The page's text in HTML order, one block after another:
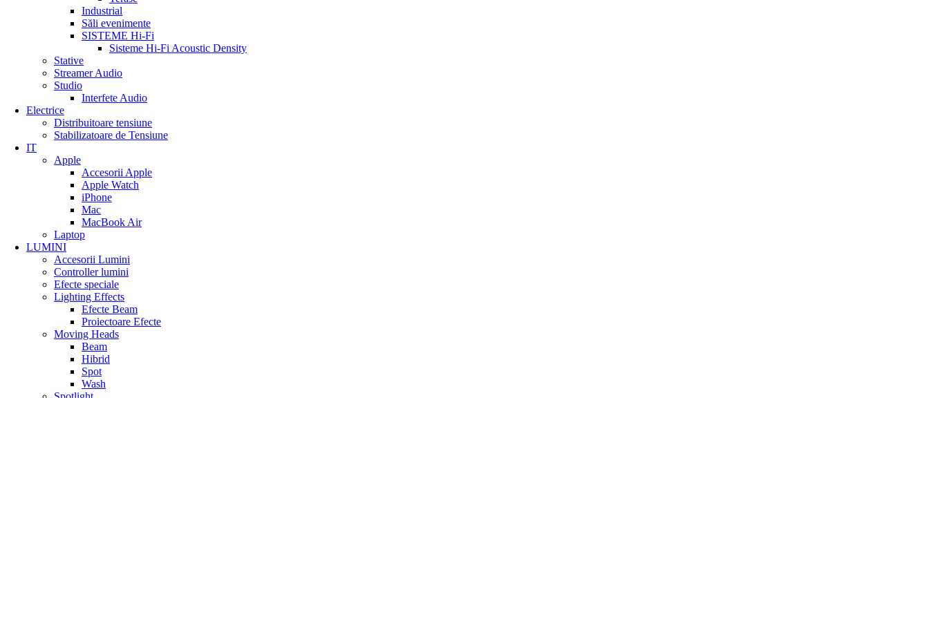
Industrial
Săli evenimente
SISTEME Hi-Fi
Sisteme Hi-Fi Acoustic Density
Stative
Streamer Audio
Studio
Interfete Audio
Electrice
Distribuitoare tensiune
Stabilizatoare de Tensiune
IT
Apple
Accesorii Apple
Apple Watch
iPhone
Mac
MacBook Air
Laptop
LUMINI
Accesorii Lumini
Controller lumini
Efecte speciale
Lighting Effects
Efecte Beam
Proiectoare Efecte
Moving Heads
Beam
Hibrid
Spot
Wash
Spotlight